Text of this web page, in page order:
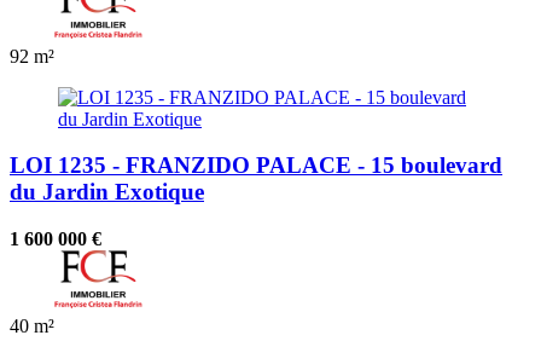
92 m²
LOI 1235 - FRANZIDO PALACE - 15 boulevard
du Jardin Exotique
1 600 000 €
40 m²